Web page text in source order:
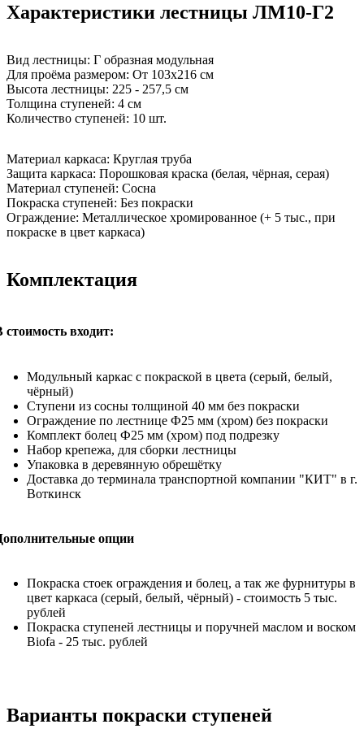
Характеристики лестницы ЛМ10-Г2
Вид лестницы: Г образная модульная
Для проёма размером: От 103х216 см
Высота лестницы: 225 - 257,5 см
Толщина ступеней: 4 см
Количество ступеней: 10 шт.
Материал каркаса: Круглая труба
Защита каркаса: Порошковая краска (белая, чёрная, серая)
Материал ступеней: Сосна
Покраска ступеней: Без покраски
Ограждение: Металлическое хромированное (+ 5 тыс., при
покраске в цвет каркаса)
Комплектация
стоимость входит:
Модульный каркас с покраской в цвета (серый, белый,
чёрный)
Ступени из сосны толщиной 40 мм без покраски
Ограждение по лестнице Ф25 мм (хром) без покраски
Комплект болец Ф25 мм (хром) под подрезку
Набор крепежа, для сборки лестницы
Упаковка в деревянную обрешётку
Доставка до терминала транспортной компании "КИТ" в г.
Воткинск
опции
Покраска стоек ограждения и болец, а так же фурнитуры в
цвет каркаса (серый, белый, чёрный) - стоимость 5 тыс.
рублей
Покраска ступеней лестницы и поручней маслом и воском
Biofa - 25 тыс. рублей
Варианты покраски ступеней